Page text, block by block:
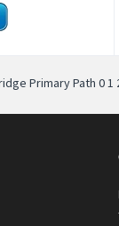
Primary Path 0 1